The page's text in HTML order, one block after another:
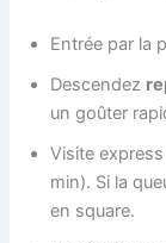
Entrée par la
Descendez
un goûter
Visite
min). Si la
en square.